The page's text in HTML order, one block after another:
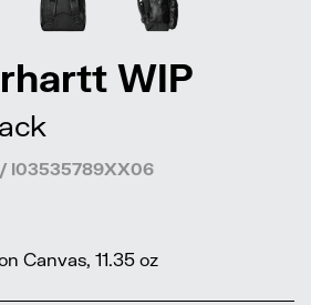
WIP
I03535789XX06
Canvas, 11.35 oz